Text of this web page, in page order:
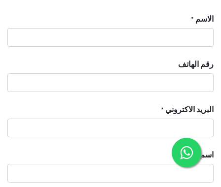
الاسم *
رقم الهاتف
البريد الاكتروني *
اسم الشركة